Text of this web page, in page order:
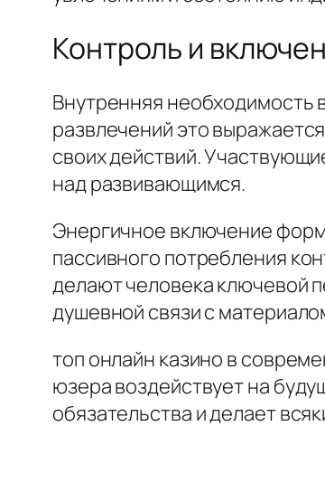
Контроль и
Внутренняя необходимость
развлечений это
своих действий.
над развивающимся.
Энергичное включение
пассивного потребления
делают человека ключевой
душевной связи с
топ онлайн казино в
юзера воздействует на
обязательства и делает